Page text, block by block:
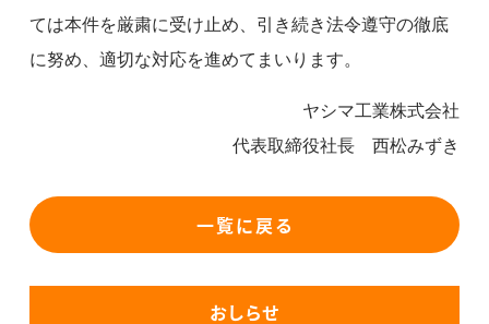
ては本件を厳粛に受け止め、引き続き法令遵守の徹底
に努め、適切な対応を進めてまいります。
ヤシマ工業株式会社
代表取締役社長 西松みずき
一覧に戻る
おしらせ